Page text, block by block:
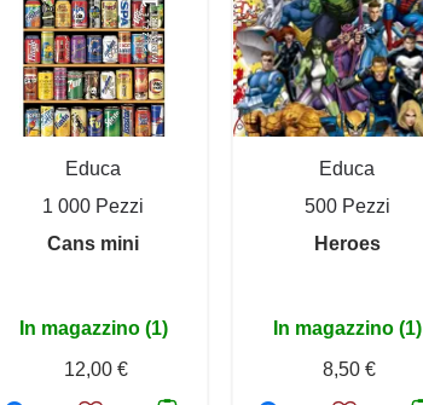
Educa
1 000 Pezzi
Cans mini
In magazzino (1)
12,00 €
Educa
500 Pezzi
Heroes
In magazzino (1)
8,50 €